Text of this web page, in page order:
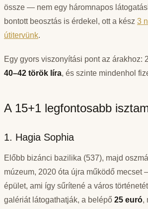
össze — nem egy háromnapos
bontott beosztás is érdekel, ott a kész 3
útitervünk.
Egy gyors viszonyítási pont az árakhoz:
40–42 török líra, és szinte mindenhol
A 15+1 legfontosabb
1. Hagia Sophia
Előbb bizánci bazilika (537), majd
múzeum, 2020 óta újra működő mecset
épület, ami így sűrítené a város
galériát látogathatják, a belépő 25 euró,